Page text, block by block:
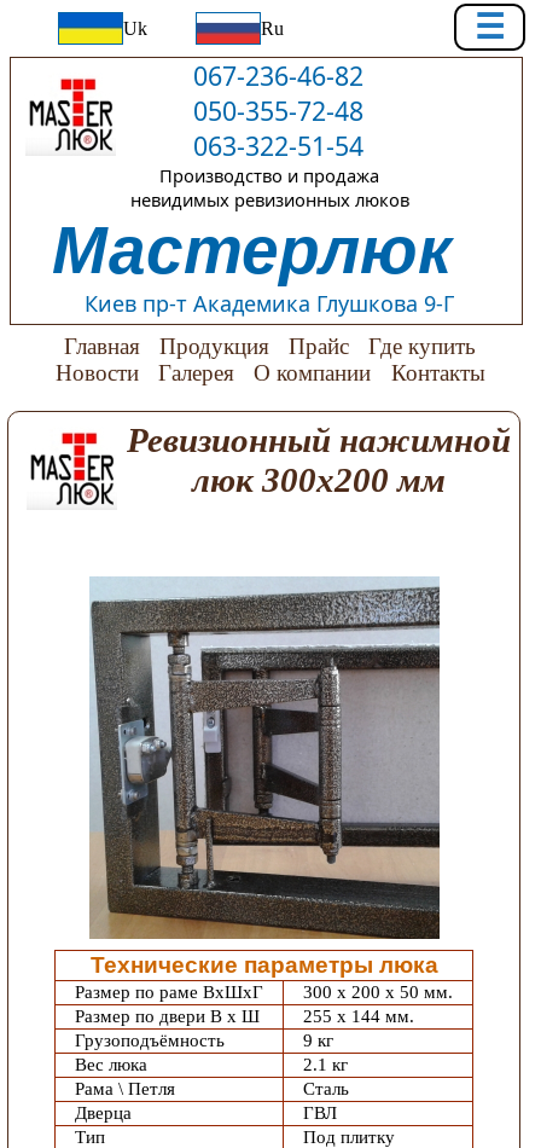
Uk Ru ☰
067-236-46-82
050-355-72-48
063-322-51-54
Производство и продажа
невидимых ревизионных люков
Мастерлюк
Киев пр-т Академика Глушкова 9-Г
Главная Продукция Прайс
Где купить
Новости
Галерея О компании Контакты
Ревизионный нажимной
люк 300х200 мм
Технические параметры люка
Размер по раме ВхШхГ
300 х 200 х 50 мм.
Размер по двери В х Ш
255 х 144 мм.
Грузоподъёмность
9 кг
Вес люка
2.1 кг
Рама \ Петля
Сталь
Дверца
ГВЛ
Тип
Под плитку